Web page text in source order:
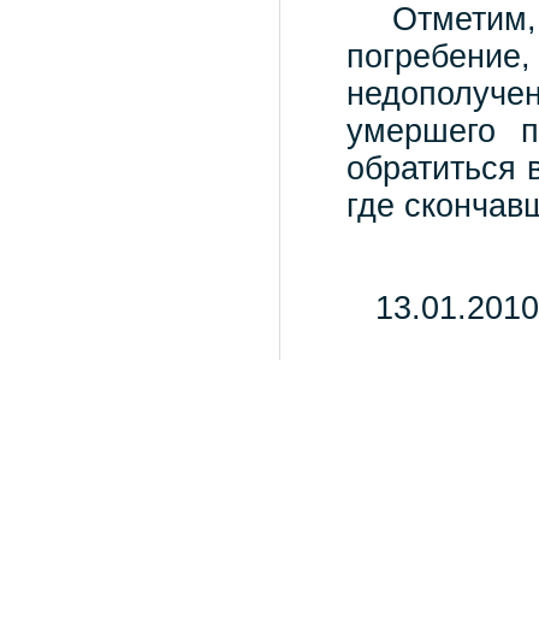
Отметим,
умершего
обратиться
где
13.01.2010